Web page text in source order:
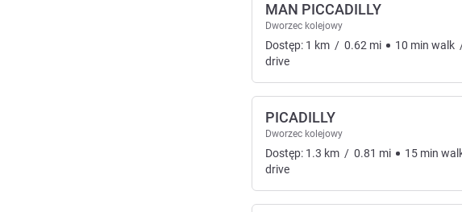
MAN PICCADILLY
Dworzec kolejowy
Dostęp: 1 km / 0.62 mi 10 min walk
drive
PICADILLY
Dworzec kolejowy
Dostęp: 1.3 km / 0.81 mi 15 min
drive